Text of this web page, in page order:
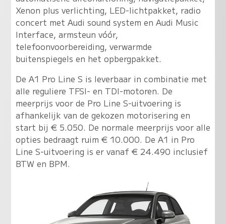
Xenon plus verlichting, LED-lichtpakket, radio
concert met Audi sound system en Audi Music
Interface, armsteun vóór,
telefoonvoorbereiding, verwarmde
buitenspiegels en het opbergpakket.
De A1 Pro Line S is leverbaar in combinatie met
alle reguliere TFSI- en TDI-motoren. De
meerprijs voor de Pro Line S-uitvoering is
afhankelijk van de gekozen motorisering en
start bij € 5.050. De normale meerprijs voor alle
opties bedraagt ruim € 10.000. De A1 in Pro
Line S-uitvoering is er vanaf € 24.490 inclusief
BTW en BPM.